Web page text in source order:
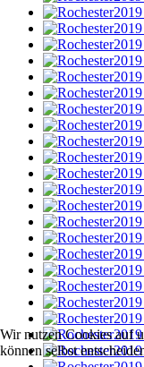
Wir nutzen Cookies auf
können selbst